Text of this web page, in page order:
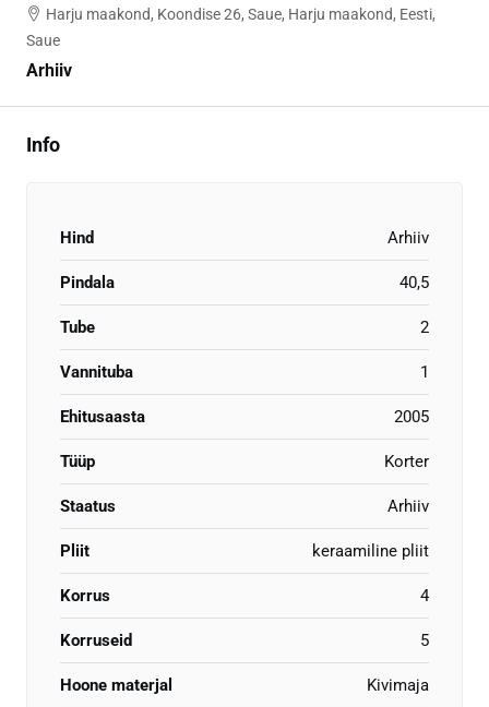
Harju maakond, Koondise 26, Saue, Harju maakond, Eesti,
Saue
Arhiiv
Info
Hind Arhiiv
Pindala 40,5
Tube 2
Vannituba 1
Ehitusaasta 2005
Tüüp Korter
Staatus Arhiiv
Pliit keraamiline pliit
Korrus 4
Korruseid 5
Hoone materjal Kivimaja